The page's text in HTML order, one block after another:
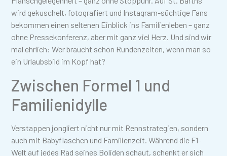
wird gekuschelt, fotografiert und Instagram-süchtige Fans
bekommen einen seltenen Einblick ins Familienleben – ganz
ohne Pressekonferenz, aber mit ganz viel Herz. Und sind wir
mal ehrlich: Wer braucht schon Rundenzeiten, wenn man so
ein Urlaubsbild im Kopf hat?
Zwischen Formel 1 und
Familienidylle
Verstappen jongliert nicht nur mit Rennstrategien, sondern
auch mit Babyflaschen und Familienzeit. Während die F1-
Welt auf jedes Rad seines Boliden schaut, schenkt er sich